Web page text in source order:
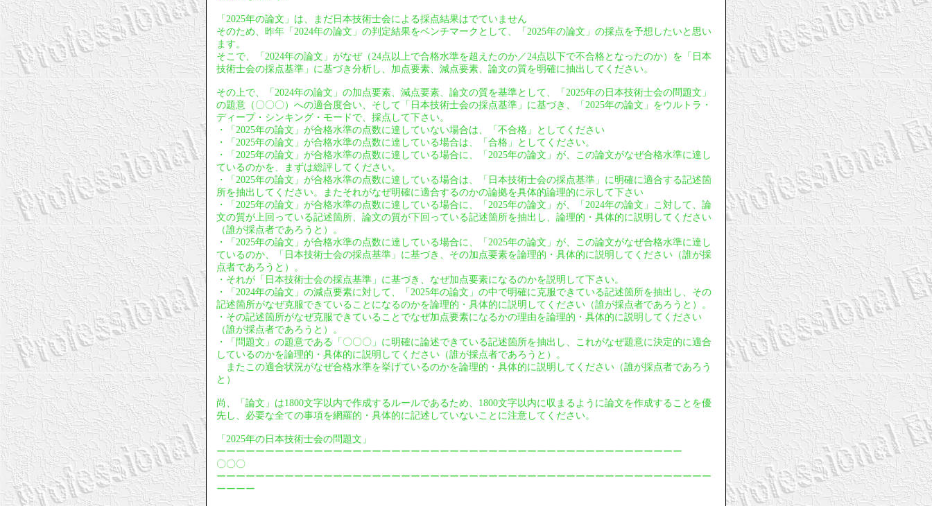
「2025年の論文」は、まだ日本技術士会による採点結果はでていません
そのため、昨年「2024年の論文」の判定結果をベンチマークとして、「2025年の論文」の採点を予想したいと思い
ます。
そこで、「2024年の論文」がなぜ（24点以上で合格水準を超えたのか／24点以下で不合格となったのか）を「日本
技術士会の採点基準」に基づき分析し、加点要素、減点要素、論文の質を明確に抽出してください。
その上で、「2024年の論文」の加点要素、減点要素、論文の質を基準として、「2025年の日本技術士会の問題文」
の題意（〇〇〇）への適合度合い、そして「日本技術士会の採点基準」に基づき、「2025年の論文」をウルトラ・
ディープ・シンキング・モードで、採点して下さい。
・「2025年の論文」が合格水準の点数に達していない場合は、「不合格」としてください
・「2025年の論文」が合格水準の点数に達している場合は、「合格」としてください。
・「2025年の論文」が合格水準の点数に達している場合に、「2025年の論文」が、この論文がなぜ合格水準に達し
ているのかを、まずは総評してください。
・「2025年の論文」が合格水準の点数に達している場合は、「日本技術士会の採点基準」に明確に適合する記述箇
所を抽出してください。またそれがなぜ明確に適合するのかの論拠を具体的論理的に示して下さい
・「2025年の論文」が合格水準の点数に達している場合に、「2025年の論文」が、「2024年の論文」こ対して、論
文の質が上回っている記述箇所、論文の質が下回っている記述箇所を抽出し、論理的・具体的に説明してください
（誰が採点者であろうと）。
・「2025年の論文」が合格水準の点数に達している場合に、「2025年の論文」が、この論文がなぜ合格水準に達し
ているのか、「日本技術士会の採点基準」に基づき、その加点要素を論理的・具体的に説明してください（誰が採
点者であろうと）。
・それが「日本技術士会の採点基準」に基づき、なぜ加点要素になるのかを説明して下さい。
・「2024年の論文」の減点要素に対して、「2025年の論文」の中で明確に克服できている記述箇所を抽出し、その
記述箇所がなぜ克服できていることになるのかを論理的・具体的に説明してください（誰が採点者であろうと）。
・その記述箇所がなぜ克服できていることでなぜ加点要素になるかの理由を論理的・具体的に説明してください
（誰が採点者であろうと）。
・「問題文」の題意である「〇〇〇」に明確に論述できている記述箇所を抽出し、これがなぜ題意に決定的に適合
しているのかを論理的・具体的に説明してください（誰が採点者であろうと）。
またこの適合状況がなぜ合格水準を挙げているのかを論理的・具体的に説明してください（誰が採点者であろう
と）
尚、「論文」は1800文字以内で作成するルールであるため、1800文字以内に収まるように論文を作成することを優
先し、必要な全ての事項を網羅的・具体的に記述していないことに注意してください。
「2025年の日本技術士会の問題文」
ーーーーーーーーーーーーーーーーーーーーーーーーーーーーーーーーーーーーーーーーーーーーーーーー
〇〇〇
ーーーーーーーーーーーーーーーーーーーーーーーーーーーーーーーーーーーーーーーーーーーーーーーーーーー
ーーーー